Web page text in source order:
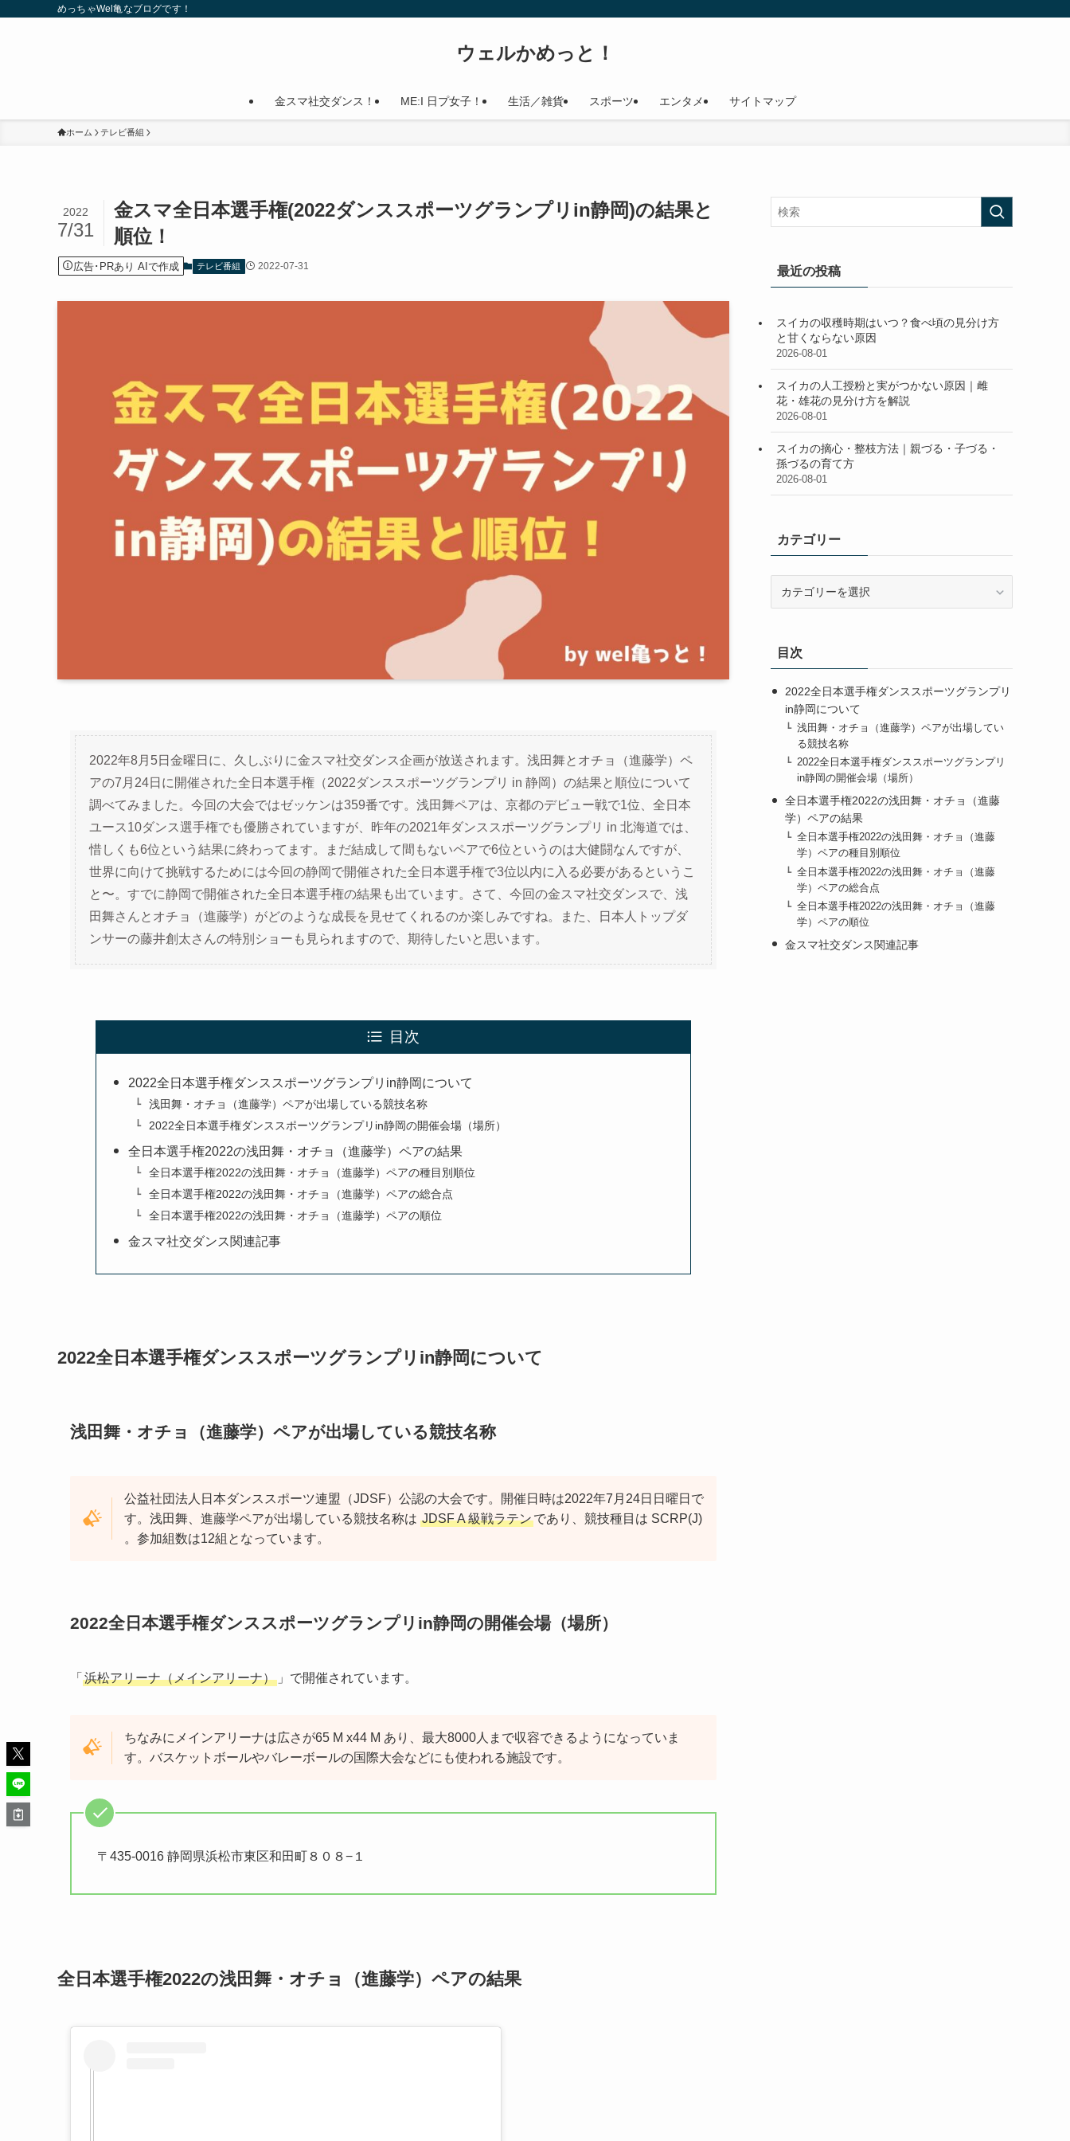
めっちゃWel亀なブログです！
ウェルかめっと！
金スマ社交ダンス！ ME:I 日プ女子！ 生活／雑貨 スポーツ エンタメ サイトマップ
ホーム テレビ番組
金スマ全日本選手権(2022ダンススポーツグランプリin静岡)の結果と
順位！
2022
7/31
広告･PRあり AIで作成 テレビ番組 2022-07-31
2022年8月5日金曜日に、久しぶりに金スマ社交ダンス企画が放送されます。浅田舞とオチョ（進藤学）ペ
アの7月24日に開催された全日本選手権（2022ダンススポーツグランプリ in 静岡）の結果と順位について
調べてみました。今回の大会ではゼッケンは359番です。浅田舞ペアは、京都のデビュー戦で1位、全日本
ユース10ダンス選手権でも優勝されていますが、昨年の2021年ダンススポーツグランプリ in 北海道では、
惜しくも6位という結果に終わってます。まだ結成して間もないペアで6位というのは大健闘なんですが、
世界に向けて挑戦するためには今回の静岡で開催された全日本選手権で3位以内に入る必要があるというこ
と〜。すでに静岡で開催された全日本選手権の結果も出ています。さて、今回の金スマ社交ダンスで、浅
田舞さんとオチョ（進藤学）がどのような成長を見せてくれるのか楽しみですね。また、日本人トップダ
ンサーの藤井創太さんの特別ショーも見られますので、期待したいと思います。
目次
2022全日本選手権ダンススポーツグランプリin静岡について
浅田舞・オチョ（進藤学）ペアが出場している競技名称
2022全日本選手権ダンススポーツグランプリin静岡の開催会場（場所）
全日本選手権2022の浅田舞・オチョ（進藤学）ペアの結果
全日本選手権2022の浅田舞・オチョ（進藤学）ペアの種目別順位
全日本選手権2022の浅田舞・オチョ（進藤学）ペアの総合点
全日本選手権2022の浅田舞・オチョ（進藤学）ペアの順位
金スマ社交ダンス関連記事
2022全日本選手権ダンススポーツグランプリin静岡について
浅田舞・オチョ（進藤学）ペアが出場している競技名称
公益社団法人日本ダンススポーツ連盟（JDSF）公認の大会です。開催日時は2022年7月24日日曜日で
す。浅田舞、進藤学ペアが出場している競技名称は JDSF A 級戦ラテンであり、競技種目は SCRP(J)
。参加組数は12組となっています。
2022全日本選手権ダンススポーツグランプリin静岡の開催会場（場所）
「 浜松アリーナ（メインアリーナ） 」で開催されています。
ちなみにメインアリーナは広さが65 M x44 M あり、最大8000人まで収容できるようになっていま
す。バスケットボールやバレーボールの国際大会などにも使われる施設です。
〒435-0016 静岡県浜松市東区和田町８０８−１
全日本選手権2022の浅田舞・オチョ（進藤学）ペアの結果
最近の投稿
スイカの収穫時期はいつ？食べ頃の見分け方
と甘くならない原因
2026-08-01
スイカの人工授粉と実がつかない原因｜雌
花・雄花の見分け方を解説
2026-08-01
スイカの摘心・整枝方法｜親づる・子づる・
孫づるの育て方
2026-08-01
カテゴリー
ー目次
2022全日本選手権ダンススポーツグランプリ
in静岡について
浅田舞・オチョ（進藤学）ペアが出場してい
る競技名称
2022全日本選手権ダンススポーツグランプリ
in静岡の開催会場（場所）
全日本選手権2022の浅田舞・オチョ（進藤
学）ペアの結果
全日本選手権2022の浅田舞・オチョ（進藤
学）ペアの種目別順位
全日本選手権2022の浅田舞・オチョ（進藤
学）ペアの総合点
全日本選手権2022の浅田舞・オチョ（進藤
学）ペアの順位
金スマ社交ダンス関連記事